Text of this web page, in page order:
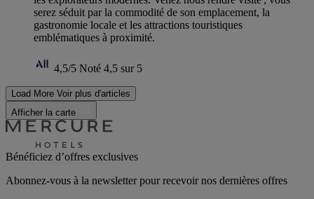
serez séduit par la commodité de son emplacement, la
gastronomie locale et les attractions touristiques
emblématiques à proximité.
4,5/5 Noté 4,5 sur 5
Load More Voir plus d'articles
Afficher la carte
Bénéficiez d’offres exclusives
Abonnez-vous à la newsletter pour recevoir nos dernières offres